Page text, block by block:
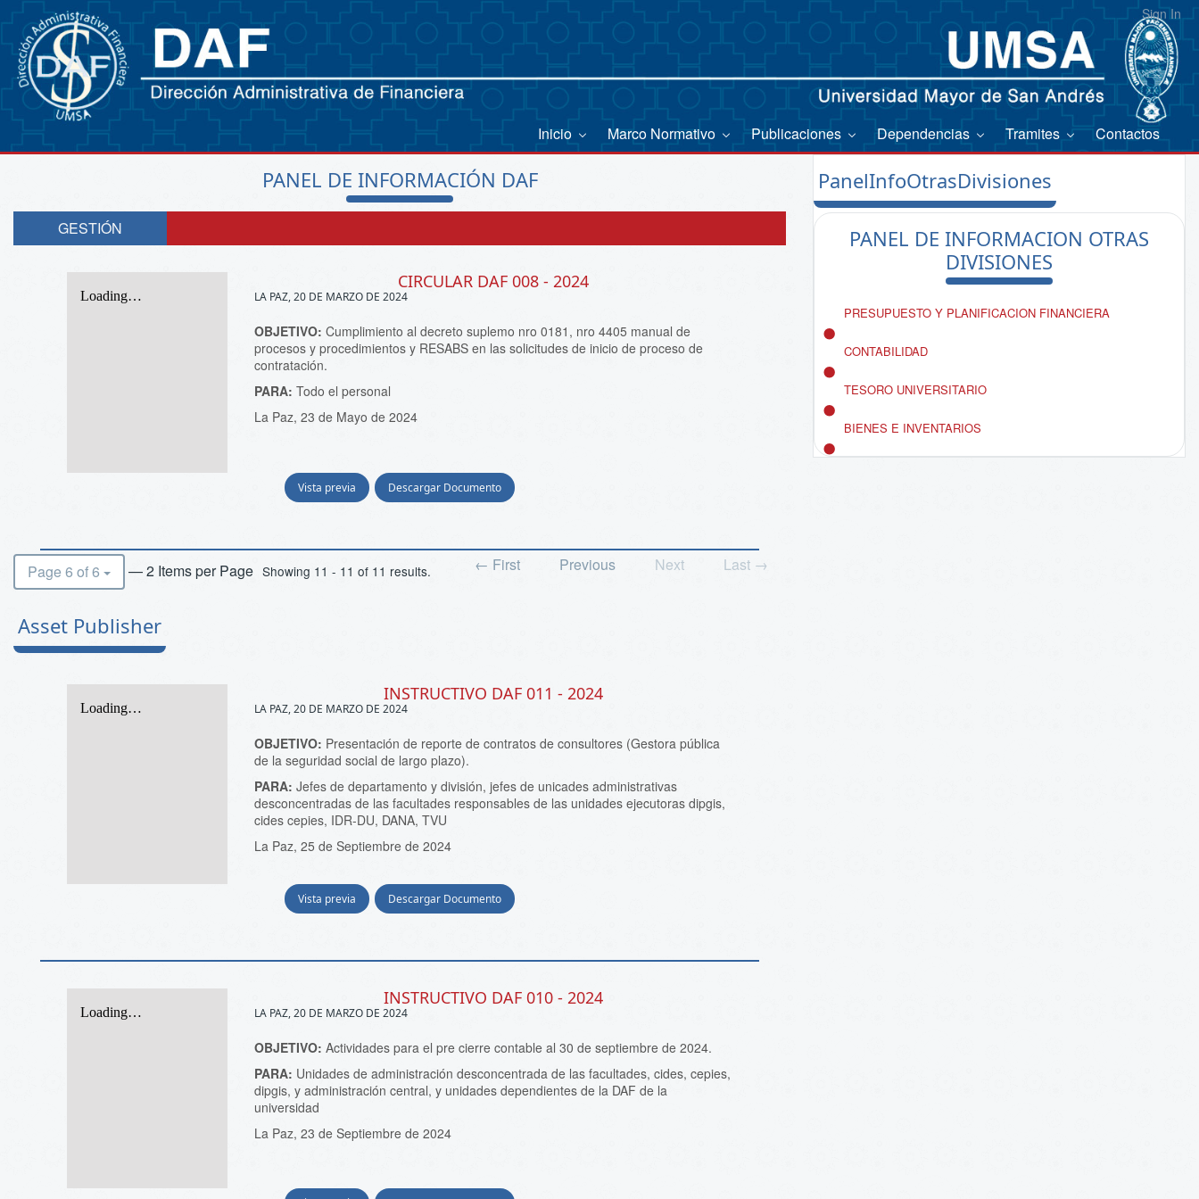
Sign In
Inicio Marco Normativo Publicaciones Dependencias Tramites Contactos
PANEL DE INFORMACIÓN DAF
GESTIÓN
CIRCULAR DAF 008 - 2024
LA PAZ, 20 DE MARZO DE 2024
OBJETIVO:Cumplimiento al decreto suplemo nro 0181, nro 4405 manual de
procesos y procedimientos y RESABS en las solicitudes de inicio de proceso de
contratación.
PARA:Todo el personal
La Paz, 23 de Mayo de 2024
Vista previa Descargar Documento
Page 6 of 6 — 2 Items per Page Showing 11 - 11 of 11 results. ← First Previous Next Last →
Asset Publisher
INSTRUCTIVO DAF 011 - 2024
LA PAZ, 20 DE MARZO DE 2024
OBJETIVO: Presentación de reporte de contratos de consultores (Gestora pública
de la seguridad social de largo plazo).
PARA:Jefes de departamento y división, jefes de unicades administrativas
desconcentradas de las facultades responsables de las unidades ejecutoras dipgis,
cides cepies, IDR-DU, DANA, TVU
La Paz, 25 de Septiembre de 2024
Vista previa Descargar Documento
INSTRUCTIVO DAF 010 - 2024
LA PAZ, 20 DE MARZO DE 2024
OBJETIVO:Actividades para el pre cierre contable al 30 de septiembre de 2024.
PARA: Unidades de administración desconcentrada de las facultades, cides, cepies,
dipgis, y administración central, y unidades dependientes de la DAF de la
universidad
La Paz, 23 de Septiembre de 2024
PanelInfoOtrasDivisiones
PANEL DE INFORMACION OTRAS
DIVISIONES
PRESUPUESTO Y PLANIFICACION FINANCIERA
CONTABILIDAD
TESORO UNIVERSITARIO
BIENES E INVENTARIOS